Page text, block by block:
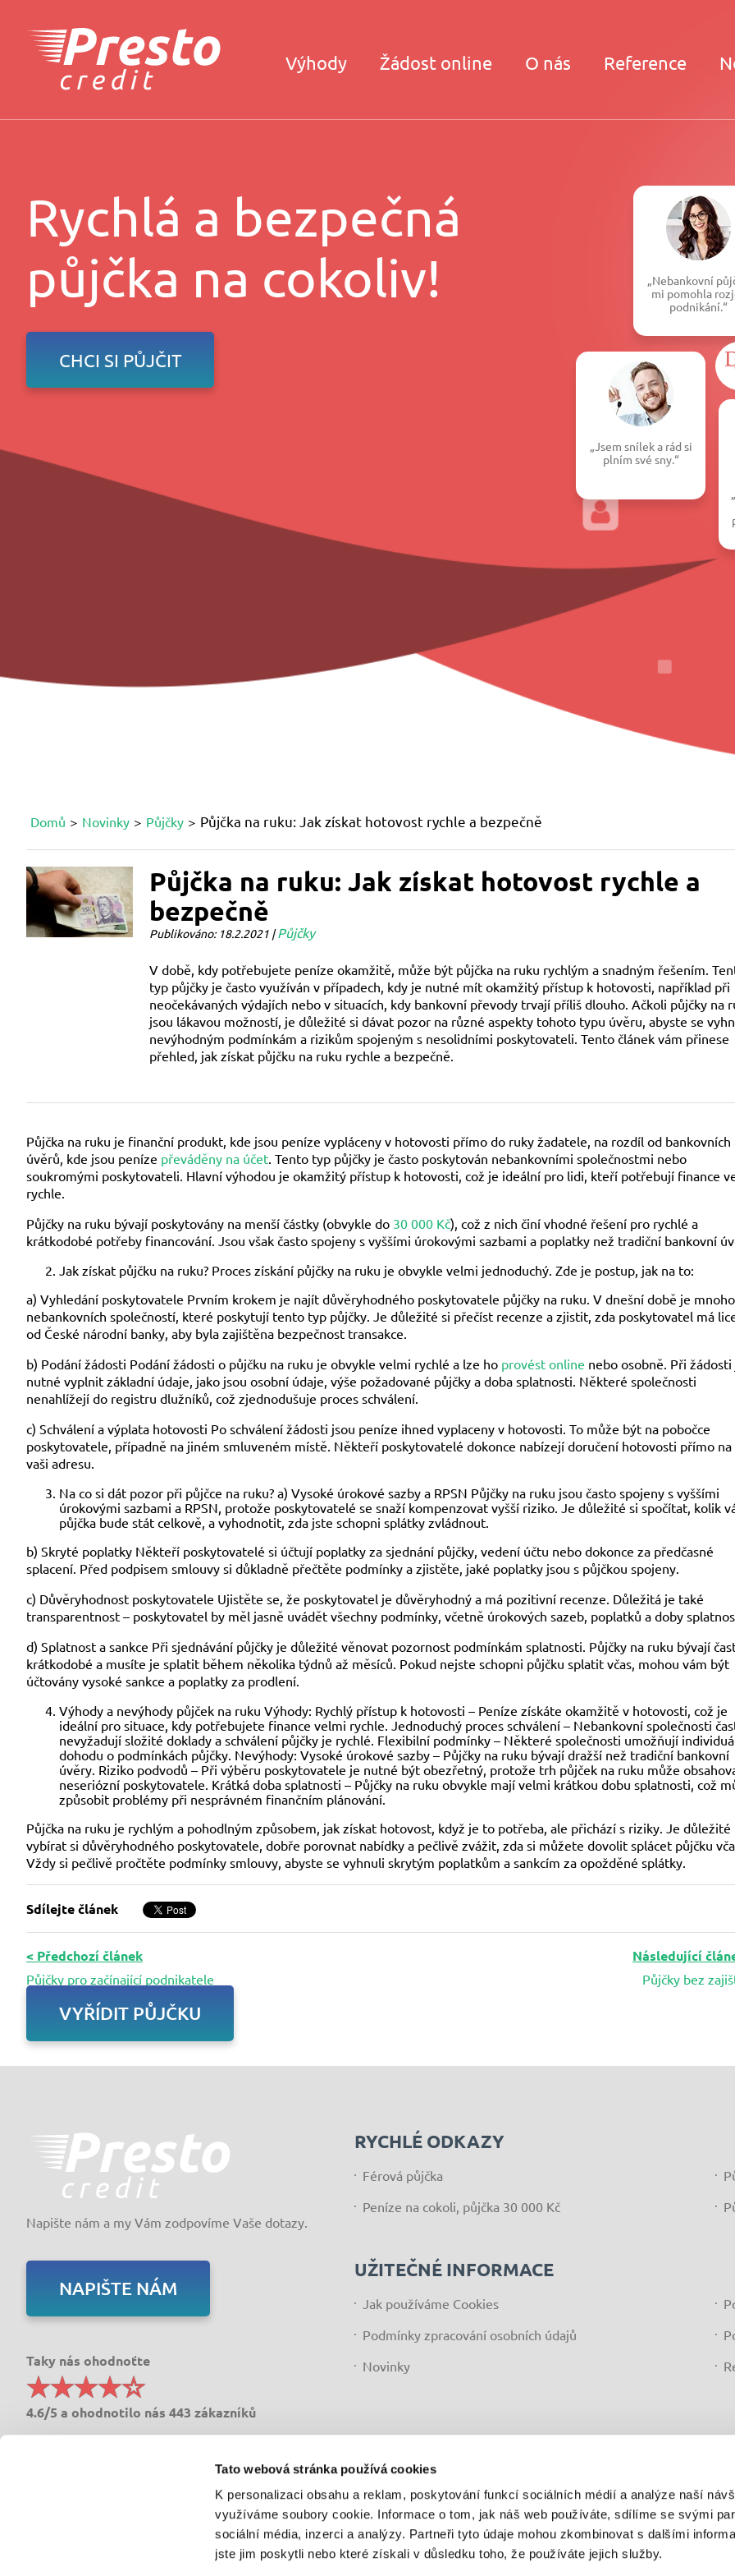
Tato webová stránka používá cookies
K personalizaci obsahu a reklam, poskytování funkcí sociálních médií a analýze naší
využíváme soubory cookie. Informace o tom, jak náš web používáte, sdílíme se svými
sociální média, inzerci a analýzy. Partneři tyto údaje mohou zkombinovat s dalšími
jste jim poskytli nebo které získali v důsledku toho, že používáte jejich služby.
Výhody Žádost online O nás Reference
Rychlá a bezpečná
půjčka na cokoliv!
CHCI SI PŮJČIT
„Nebankovní
mi pomohla
podnikání.“
„Jsem snílek a rád si
plním své sny.“
Domů Novinky Půjčky Půjčka na ruku: Jak získat hotovost rychle a bezpečně
Půjčka na ruku: Jak získat hotovost rychle a
bezpečně
Publikováno: 18.2.2021 |Půjčky
V době, kdy potřebujete peníze okamžitě, může být půjčka na ruku rychlým a snadným řešením.
typ půjčky je často využíván v případech, kdy je nutné mít okamžitý přístup k hotovosti, například při
neočekávaných výdajích nebo v situacích, kdy bankovní převody trvají příliš dlouho. Ačkoli půjčky na
jsou lákavou možností, je důležité si dávat pozor na různé aspekty tohoto typu úvěru, abyste se
nevýhodným podmínkám a rizikům spojeným s nesolidními poskytovateli. Tento článek vám přinese
přehled, jak získat půjčku na ruku rychle a bezpečně.
Půjčka na ruku je finanční produkt, kde jsou peníze vypláceny v hotovosti přímo do ruky žadatele, na rozdíl od bankovních
úvěrů, kde jsou peníze převáděny na účet. Tento typ půjčky je často poskytován nebankovními společnostmi nebo
soukromými poskytovateli. Hlavní výhodou je okamžitý přístup k hotovosti, což je ideální pro lidi, kteří potřebují finance
rychle.
Půjčky na ruku bývají poskytovány na menší částky (obvykle do 30 000 Kč), což z nich činí vhodné řešení pro rychlé a
krátkodobé potřeby financování. Jsou však často spojeny s vyššími úrokovými sazbami a poplatky než tradiční bankovní
Jak získat půjčku na ruku? Proces získání půjčky na ruku je obvykle velmi jednoduchý. Zde je postup, jak na to:
a) Vyhledání poskytovatele Prvním krokem je najít důvěryhodného poskytovatele půjčky na ruku. V dnešní době je mnoho
nebankovních společností, které poskytují tento typ půjčky. Je důležité si přečíst recenze a zjistit, zda poskytovatel má
od České národní banky, aby byla zajištěna bezpečnost transakce.
b) Podání žádosti Podání žádosti o půjčku na ruku je obvykle velmi rychlé a lze ho provést online nebo osobně. Při žádosti
nutné vyplnit základní údaje, jako jsou osobní údaje, výše požadované půjčky a doba splatnosti. Některé společnosti
nenahlížejí do registru dlužníků, což zjednodušuje proces schválení.
c) Schválení a výplata hotovosti Po schválení žádosti jsou peníze ihned vyplaceny v hotovosti. To může být na pobočce
poskytovatele, případně na jiném smluveném místě. Někteří poskytovatelé dokonce nabízejí doručení hotovosti přímo na
vaši adresu.
Na co si dát pozor při půjčce na ruku? a) Vysoké úrokové sazby a RPSN Půjčky na ruku jsou často spojeny s vyššími
úrokovými sazbami a RPSN, protože poskytovatelé se snaží kompenzovat vyšší riziko. Je důležité si spočítat, kolik
půjčka bude stát celkově, a vyhodnotit, zda jste schopni splátky zvládnout.
b) Skryté poplatky Někteří poskytovatelé si účtují poplatky za sjednání půjčky, vedení účtu nebo dokonce za předčasné
splacení. Před podpisem smlouvy si důkladně přečtěte podmínky a zjistěte, jaké poplatky jsou s půjčkou spojeny.
c) Důvěryhodnost poskytovatele Ujistěte se, že poskytovatel je důvěryhodný a má pozitivní recenze. Důležitá je také
transparentnost – poskytovatel by měl jasně uvádět všechny podmínky, včetně úrokových sazeb, poplatků a doby
d) Splatnost a sankce Při sjednávání půjčky je důležité věnovat pozornost podmínkám splatnosti. Půjčky na ruku bývají
krátkodobé a musíte je splatit během několika týdnů až měsíců. Pokud nejste schopni půjčku splatit včas, mohou vám být
účtovány vysoké sankce a poplatky za prodlení.
Výhody a nevýhody půjček na ruku Výhody: Rychlý přístup k hotovosti – Peníze získáte okamžitě v hotovosti, což je
ideální pro situace, kdy potřebujete finance velmi rychle. Jednoduchý proces schválení – Nebankovní společnosti
nevyžadují složité doklady a schválení půjčky je rychlé. Flexibilní podmínky – Některé společnosti umožňují
dohodu o podmínkách půjčky. Nevýhody: Vysoké úrokové sazby – Půjčky na ruku bývají dražší než tradiční bankovní
úvěry. Riziko podvodů – Při výběru poskytovatele je nutné být obezřetný, protože trh půjček na ruku může
neseriózní poskytovatele. Krátká doba splatnosti – Půjčky na ruku obvykle mají velmi krátkou dobu splatnosti, což
způsobit problémy při nesprávném finančním plánování.
Půjčka na ruku je rychlým a pohodlným způsobem, jak získat hotovost, když je to potřeba, ale přichází s riziky. Je důležité
vybírat si důvěryhodného poskytovatele, dobře porovnat nabídky a pečlivě zvážit, zda si můžete dovolit splácet půjčku
Vždy si pečlivě pročtěte podmínky smlouvy, abyste se vyhnuli skrytým poplatkům a sankcím za opožděné splátky.
Sdílejte článek
< Předchozí článek
Půjčky pro začínající podnikatele
Následující
Půjčky bez
VYŘÍDIT PŮJČKU
RYCHLÉ ODKAZY
Férová půjčka
Peníze na cokoli, půjčka 30 000 Kč
UŽITEČNÉ INFORMACE
Jak používáme Cookies
Podmínky zpracování osobních údajů
Novinky
Napište nám a my Vám zodpovíme Vaše dotazy.
NAPIŠTE NÁM
Taky nás ohodnoťte
4.6/5 a ohodnotilo nás 443 zákazníků
© Copyright 2011-2026 DSCredit s.r.o., IČ: 058 38 223, se sídlem Čéčova 636/54,